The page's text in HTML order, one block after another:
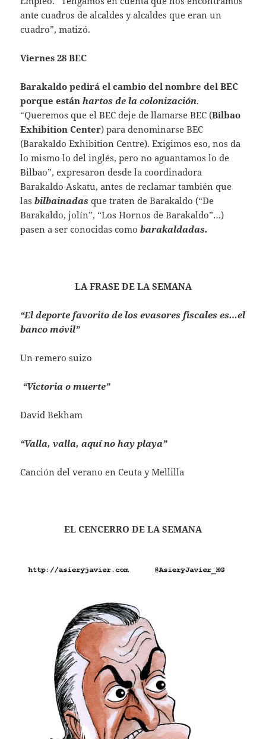
ante cuadros de alcaldes y alcaldes que eran un
cuadro”, matizó.
Viernes 28 BEC
Barakaldo pedirá el cambio del nombre del BEC
porque estánhartos de la colonización.
“Queremos que el BEC deje de llamarse BEC (Bilbao
Exhibition Center) para denominarse BEC
(Barakaldo Exhibition Centre). Exigimos eso, nos da
lo mismo lo del inglés, pero no aguantamos lo de
Bilbao”, expresaron desde la coordinadora
Barakaldo Askatu, antes de reclamar también que
lasbilbainadas que traten de Barakaldo (“De
Barakaldo, jolín”, “Los Hornos de Barakaldo”…)
pasen a ser conocidas comobarakaldadas.
LA FRASE DE LA SEMANA
“El deporte favorito de los evasores fiscales es…el
banco móvil”
Un remero suizo
“Victoria o muerte”
David Bekham
“Valla, valla, aquí no hay playa”
Canción del verano en Ceuta y Mellilla
EL CENCERRO DE LA SEMANA